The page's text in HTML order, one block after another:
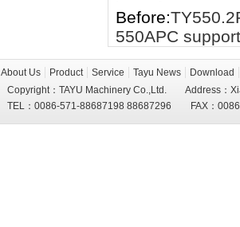
Before:
550APC
About Us Product Service Tayu News
Download
Copyright：TAYU Machinery Co.,Ltd. Address：
TEL：0086-571-88687198 88687296 FAX：